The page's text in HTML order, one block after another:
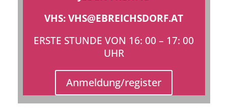
VHS: VHS@EBREICHSDORF.AT
ERSTE STUNDE VON 16: 00 – 17: 00
UHR
Anmeldung/register